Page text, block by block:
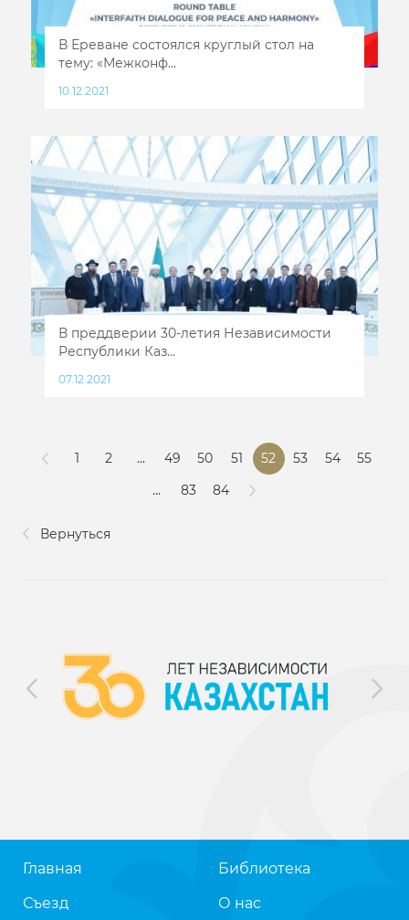
В Ереване состоялся круглый стол на
тему: «Межконф...
10.12.2021
В преддверии 30-летия Независимости
Республики Каз...
07.12.2021
Вернуться
1 2 ... 49 50 51 52 53 54
55
...
83 84
Главная
Съезд
Библиотека
О нас